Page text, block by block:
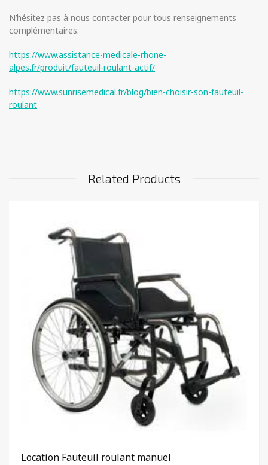
N’hésitez pas à nous contacter pour tous renseignements
complémentaires.
https://www.assistance-medicale-rhone-
alpes.fr/produit/fauteuil-roulant-actif/
https://www.sunrisemedical.fr/blog/bien-choisir-son-fauteuil-
roulant
Related Products
Location Fauteuil roulant manuel